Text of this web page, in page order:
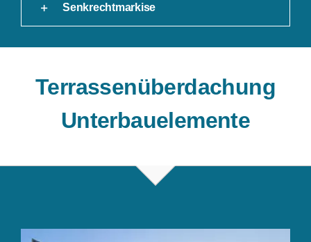
Senkrechtmarkise
Terrassenüberdachung
Unterbauelemente